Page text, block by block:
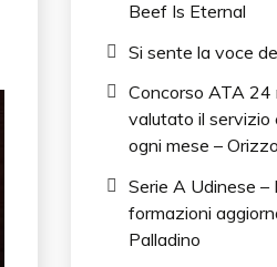
Beef Is Eternal
Si sente la voce
Concorso ATA 24
valutato il servizio
ogni mese –
Serie A Udinese –
formazioni
Palladino